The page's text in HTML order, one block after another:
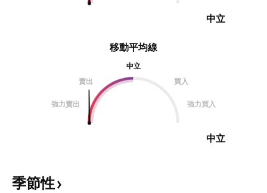
中立
移動平均線
中立
賣出
買入
強力賣出 強力買入
中立
季節性